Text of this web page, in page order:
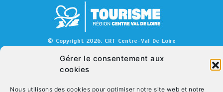
Gérer le consentement aux
cookies
Nous utilisons des cookies pour optimiser notre site web et notre
© Copyright 2026. CRT Centre-Val De Loire
Mentions légales